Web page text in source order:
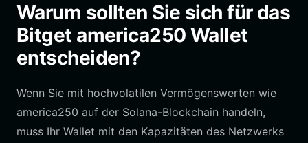
Warum sollten Sie sich für das
Bitget america250 Wallet
entscheiden?
Wenn Sie mit hochvolatilen Vermögenswerten wie
america250 auf der Solana-Blockchain handeln,
muss Ihr Wallet mit den Kapazitäten des Netzwerks